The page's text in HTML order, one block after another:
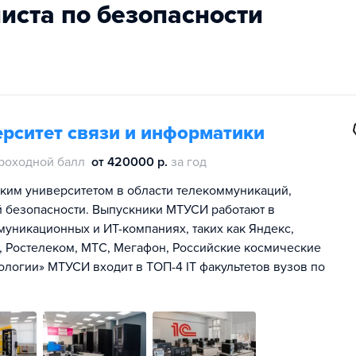
по безопасности
связи и информатики
балл от 420000 р. за год
университетом в области телекоммуникаций,
Выпускники МТУСИ работают в
и ИТ-компаниях, таких как Яндекс,
Ростелеком, МТС, Мегафон, Российские космические
МТУСИ входит в ТОП-4 IT факультетов вузов по